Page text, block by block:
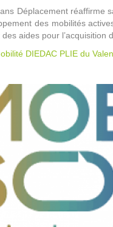
Déplacement réaffirme
des mobilités
aides pour l’acquisition
DIEDAC PLIE du